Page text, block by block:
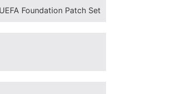
Foundation Patch Set